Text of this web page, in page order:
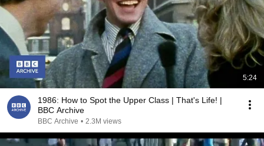
5:24
1986: How to Spot the Upper Class | That's Life! |
BBC Archive
BBC Archive • 2.3M views